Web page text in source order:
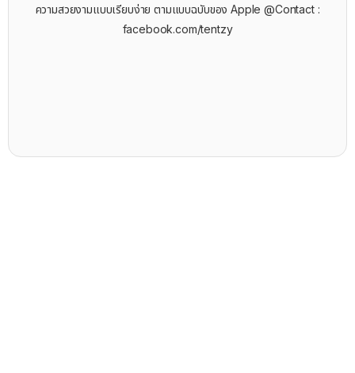
ความสวยงามแบบเรียบง่าย ตามแบบฉบับของ Apple @Contact :
facebook.com/tentzy